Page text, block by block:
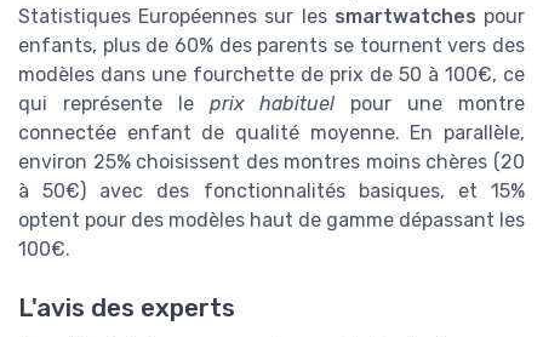
Statistiques Européennes sur les smartwatches pour
enfants, plus de 60% des parents se tournent vers des
modèles dans une fourchette de prix de 50 à 100€, ce
qui représente le prix habituel pour une montre
connectée enfant de qualité moyenne. En parallèle,
environ 25% choisissent des montres moins chères (20
à 50€) avec des fonctionnalités basiques, et 15%
optent pour des modèles haut de gamme dépassant les
100€.
L'avis des experts